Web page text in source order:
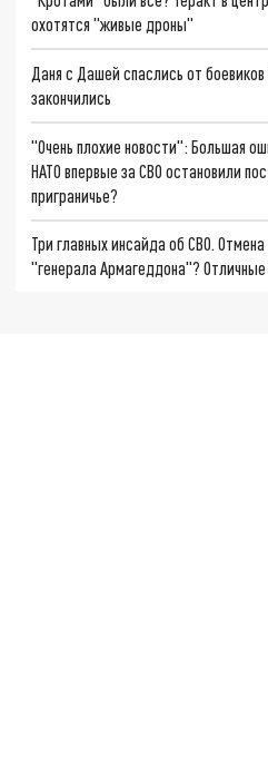
охотятся "живые дроны"
Даня с Дашей спаслись от
закончились
"Очень плохие новости": Большая
НАТО впервые за СВО остановили
приграничье?
Три главных инсайда об СВО.
"генерала Армагеддона"?